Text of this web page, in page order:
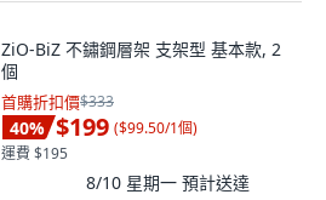
ZiO-BiZ 不鏽鋼層架 支架型 基本款, 2
個
首購折扣價$333
40% $199 ($99.50/1個)
運費 $195
8/10 星期一 預計送達